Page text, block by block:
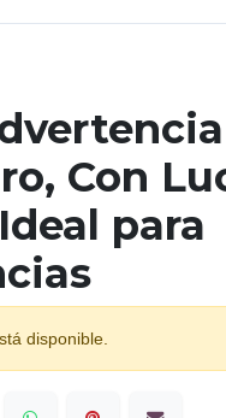
Con
para
disponible.